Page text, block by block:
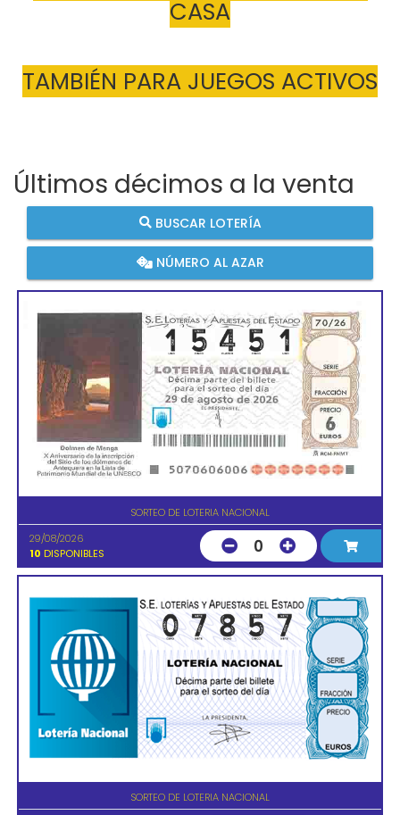
CASA
TAMBIÉN PARA JUEGOS ACTIVOS
Últimos décimos a la venta
BUSCAR LOTERÍA
NÚMERO AL AZAR
SORTEO DE LOTERIA NACIONAL
29/08/2026
10 DISPONIBLES 0
SORTEO DE LOTERIA NACIONAL